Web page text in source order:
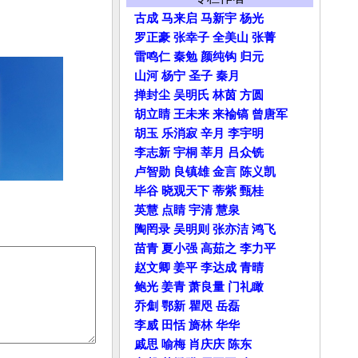
古成 马来启 马新宇 杨光
罗正豪 张幸子 全美山 张菁
雷鸣仁 秦勉 颜纯钩 归元
山河 杨宁 圣子 秦月
掸封尘 吴明氏 林茵 方圆
胡立睛 王未来 来褕镐 曾唐军
胡玉 乐消寂 辛月 李宇明
李志新 宇桐 莘月
吕众铣
卢智勋 良镇雄 金言 陈义凯
毕谷 晓观天下 蒂紫 甄桂
英慧 点睛 宇清 慧泉
陶罔录 吴明则 张亦洁 鸿飞
苗青 夏小强 高茹之 李力平
赵文卿 姜平 李达成 青晴
鲍光 姜青 萧良量 门礼瞰
乔劁 鄂新 瞿咫 岳磊
李威 田恬 旖林 华华
戚思 喻梅 肖庆庆 陈东